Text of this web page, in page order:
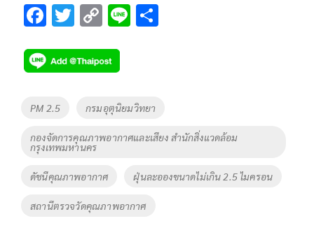
F
e
b
o
o
k
T
tt
er
C
p
y
Li
k
Li
Tags
PM 2.5 กรมอุตุนิยมวิทยา
กองจัดการคุณภาพอากาศและเสียง สำนักสิ่งแวดล้อม
กรุงเทพมหานคร
ดัชนีคุณภาพอากาศ ฝุ่นละอองขนาดไม่เกิน 2.5 ไมครอน
สถานีตรวจวัดคุณภาพอากาศ